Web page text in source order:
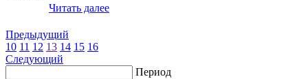
Читать далее
Предыдущий
10 11 12 13 14 15 16
Следующий
Период